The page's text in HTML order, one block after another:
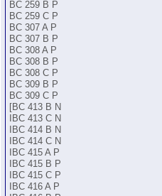
BC 259 B P
BC 259 C P
BC 307 A P
BC 307 B P
BC 308 A P
BC 308 B P
BC 308 C P
BC 309 B P
BC 309 C P
[BC 413 B N
IBC 413 C N
IBC 414 B N
IBC 414 C N
IBC 415 A P
IBC 415 B P
IBC 415 C P
IBC 416 A P